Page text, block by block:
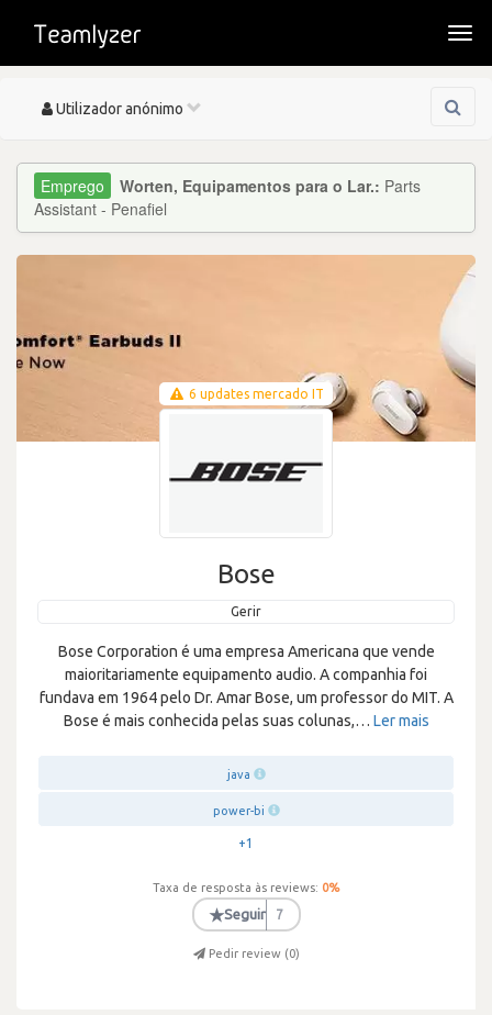
Toggle
Utilizador anónimo
Worten, Equipamentos para o Lar.: Parts
Assistant - Penafiel
6 updates mercado IT
Bose
Gerir
Bose Corporation é uma empresa Americana que vende
maioritariamente equipamento audio. A companhia foi
fundava em 1964 pelo Dr. Amar Bose, um professor do MIT. A
Bose é mais conhecida pelas suas colunas,… Ler mais
java
power-bi
+1
Taxa de resposta às reviews: 0%
★Seguir 7
Pedir review (0)